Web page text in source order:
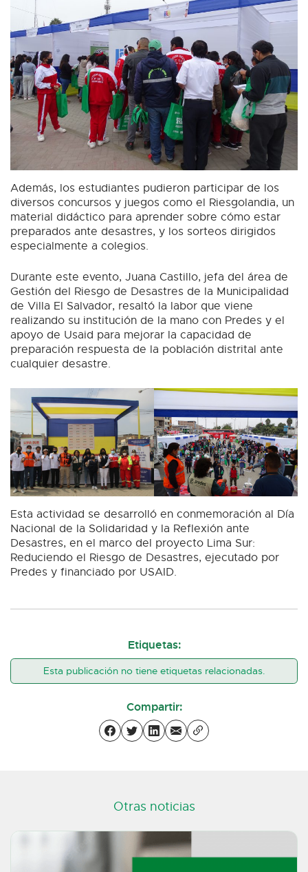
Además, los estudiantes pudieron participar de los
diversos concursos y juegos como el Riesgolandia, un
material didáctico para aprender sobre cómo estar
preparados ante desastres, y los sorteos dirigidos
especialmente a colegios.
Durante este evento, Juana Castillo, jefa del área de
Gestión del Riesgo de Desastres de la Municipalidad
de Villa El Salvador, resaltó la labor que viene
realizando su institución de la mano con Predes y el
apoyo de Usaid para mejorar la capacidad de
preparación respuesta de la población distrital ante
cualquier desastre.
Esta actividad se desarrolló en conmemoración al Día
Nacional de la Solidaridad y la Reflexión ante
Desastres, en el marco del proyecto Lima Sur:
Reduciendo el Riesgo de Desastres, ejecutado por
Predes y financiado por USAID.
Etiquetas:
Esta publicación no tiene etiquetas relacionadas.
Compartir:
Otras noticias